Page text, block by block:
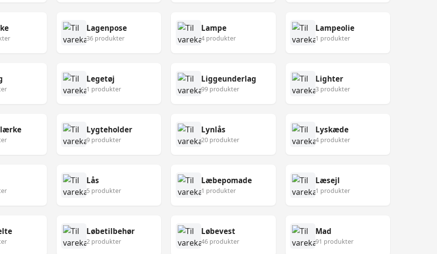
Lagenpose
36 produkter
Lampe
4 produkter
Lampeolie
1 produkter
Legetøj
1 produkter
Liggeunderlag
99 produkter
Lighter
3 produkter
Lygteholder
9 produkter
Lynlås
20 produkter
Lyskæde
4 produkter
Lås
5 produkter
Læbepomade
1 produkter
Læsejl
1 produkter
Løbetilbehør
2 produkter
Løbevest
46 produkter
Mad
91 produkter